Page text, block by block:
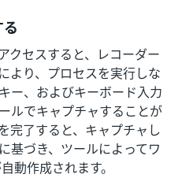
クセスすると、レコーダー
より、プロセスを実行しな
ー、およびキーボード入力
ルでキャプチャすることが
完了すると、キャプチャし
基づき、ツールによってワ
動作成されます。